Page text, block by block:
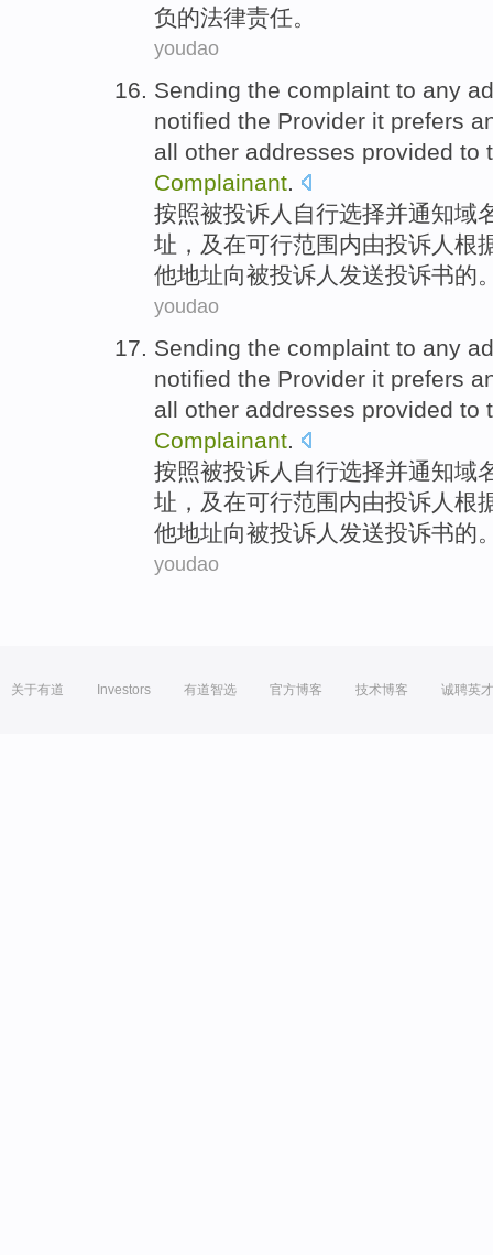
负的法律责任。
youdao
Sending the complaint to any
notified the Provider it prefers
all other addresses provided to
Complainant.
按照被投诉人 自行选择并通知域
址 ， 及在可行范围内由投诉人根
他地址向被投诉人 发送投诉书的
youdao
Sending the complaint to any
notified the Provider it prefers
all other addresses provided to
Complainant.
按照被投诉人 自行选择并通知域
址 ， 及在可行范围内由投诉人根
他地址向被投诉人 发送投诉书的
youdao
关于有道 Investors 有道智选 官方博客 技术博客 诚聘英才